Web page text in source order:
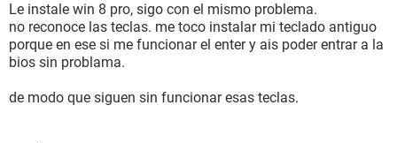
Le instale win 8 pro, sigo con el mismo problema.
no reconoce las teclas. me toco instalar mi teclado antiguo
porque en ese si me funcionar el enter y ais poder entrar a la
bios sin problama.
de modo que siguen sin funcionar esas teclas.